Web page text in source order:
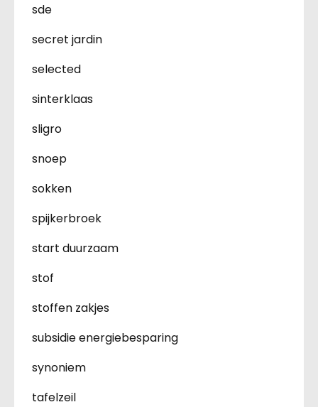
sde
secret jardin
selected
sinterklaas
sligro
snoep
sokken
spijkerbroek
start duurzaam
stof
stoffen zakjes
subsidie energiebesparing
synoniem
tafelzeil